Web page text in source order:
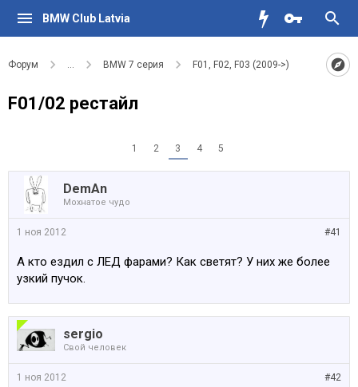
BMW Club Latvia
Форум ... BMW 7 серия F01, F02, F03 (2009->)
F01/02 рестайл
1 2 3 4 5
DemAn
Мохнатое чудо
#41
1 ноя 2012
А кто ездил с ЛЕД фарами? Как светят? У них же более
узкий пучок.
sergio
Свой человек
#42
1 ноя 2012